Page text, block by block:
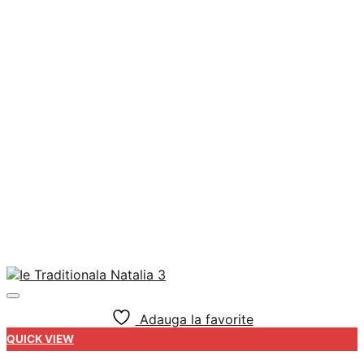
Adauga la favorite
QUICK VIEW